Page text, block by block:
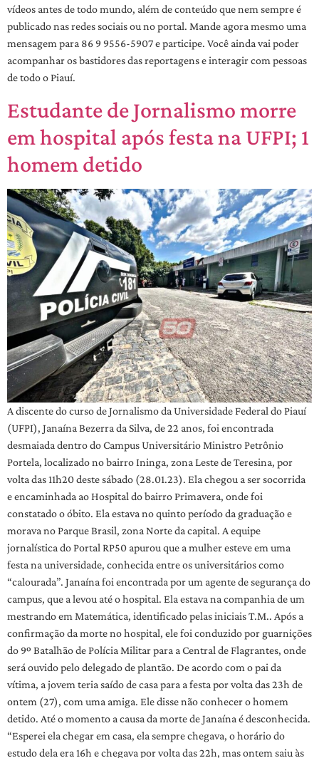
vídeos antes de todo mundo, além de conteúdo que nem sempre é
publicado nas redes sociais ou no portal. Mande agora mesmo uma
mensagem para 86 9 9556-5907 e participe. Você ainda vai poder
acompanhar os bastidores das reportagens e interagir com pessoas
de todo o Piauí.
Estudante de Jornalismo morre
em hospital após festa na UFPI; 1
homem detido
A discente do curso de Jornalismo da Universidade Federal do Piauí
(UFPI), Janaína Bezerra da Silva, de 22 anos, foi encontrada
desmaiada dentro do Campus Universitário Ministro Petrônio
Portela, localizado no bairro Ininga, zona Leste de Teresina, por
volta das 11h20 deste sábado (28.01.23). Ela chegou a ser socorrida
e encaminhada ao Hospital do bairro Primavera, onde foi
constatado o óbito. Ela estava no quinto período da graduação e
morava no Parque Brasil, zona Norte da capital. A equipe
jornalística do Portal RP50 apurou que a mulher esteve em uma
festa na universidade, conhecida entre os universitários como
“calourada”. Janaína foi encontrada por um agente de segurança do
campus, que a levou até o hospital. Ela estava na companhia de um
mestrando em Matemática, identificado pelas iniciais T.M.. Após a
confirmação da morte no hospital, ele foi conduzido por guarnições
do 9º Batalhão de Polícia Militar para a Central de Flagrantes, onde
será ouvido pelo delegado de plantão. De acordo com o pai da
vítima, a jovem teria saído de casa para a festa por volta das 23h de
ontem (27), com uma amiga. Ele disse não conhecer o homem
detido. Até o momento a causa da morte de Janaína é desconhecida.
“Esperei ela chegar em casa, ela sempre chegava, o horário do
estudo dela era 16h e chegava por volta das 22h, mas ontem saiu às